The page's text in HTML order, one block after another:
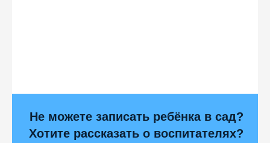
Не можете записать ребёнка в сад?
Хотите рассказать о воспитателях?